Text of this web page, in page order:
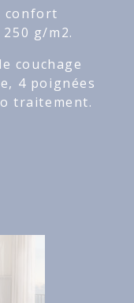
confort
g/m2.
couchage
4 poignées
traitement.